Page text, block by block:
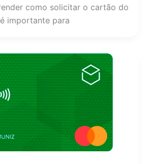
como solicitar o cartão do
importante para